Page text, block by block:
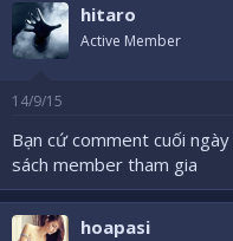
hitaro
Active Member
14/9/15
Bạn cứ comment cuối
sách member tham gia
hoapasi